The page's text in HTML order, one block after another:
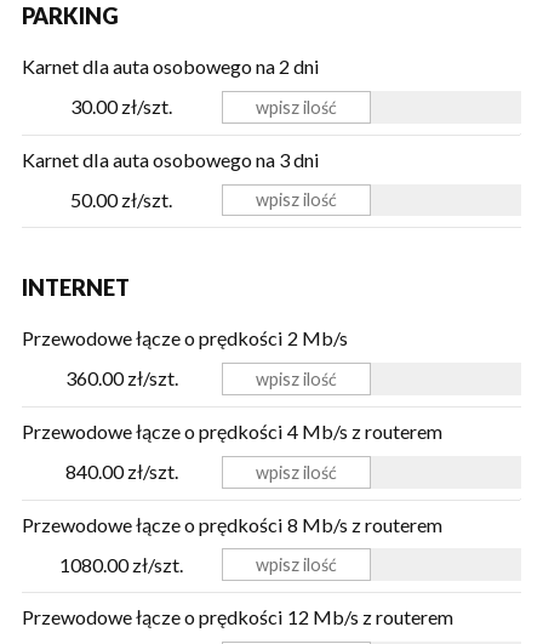
PARKING
Karnet dla auta osobowego na 2 dni
30.00 zł/szt.
Karnet dla auta osobowego na 3 dni
50.00 zł/szt.
INTERNET
Przewodowe łącze o prędkości 2 Mb/s
360.00 zł/szt.
Przewodowe łącze o prędkości 4 Mb/s z routerem
840.00 zł/szt.
Przewodowe łącze o prędkości 8 Mb/s z routerem
1080.00 zł/szt.
Przewodowe łącze o prędkości 12 Mb/s z routerem